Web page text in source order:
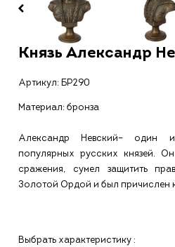
Князь Александр
Артикул: БР290
Материал: бронза
Александр Невский– один
популярных русских князей.
сражения, сумел защитить
Золотой Ордой и был причислен
Выбрать характеристику :